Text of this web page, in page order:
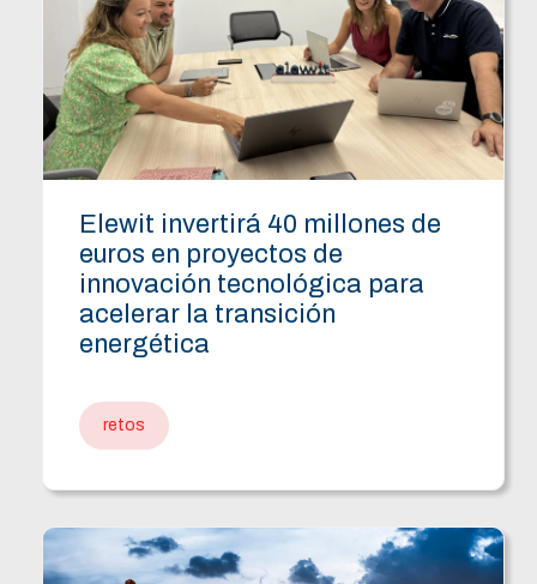
Elewit invertirá 40 millones de
euros en proyectos de
innovación tecnológica para
acelerar la transición
energética
retos